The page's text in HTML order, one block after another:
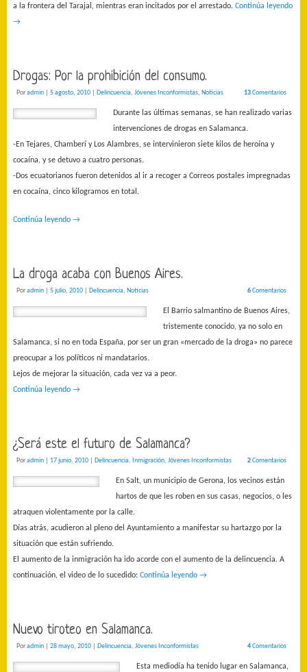
a la frontera del Tarajal, mientras eran incitados por el arrestado. Continúa leyendo
→
Drogas: Por la prohibición del consumo.
Poradmin 5 agosto, 2010 Delincuencia, Jóvenes Inconformistas, Noticias 13Comentarios
Durante las últimas semanas, se han realizado varias
intervenciones de drogas en Salamanca.
-En Tejares, Chamberí y Los Alambres, se intervinieron siete kilos de heroína y
cocaína, y se detuvo a cuatro personas.
-Dos ecuatorianos fueron detenidos al ir a recoger a Correos postales impregnadas
en cocaína, cinco kilogramos en total.
Continúa leyendo →
La droga acaba con Buenos Aires.
Poradmin 5 julio, 2010 Delincuencia, Noticias 6Comentarios
El Barrio salmantino de Buenos Aires,
tristemente conocido, ya no solo en
Salamanca, si no en toda España, por ser un gran «mercado de la droga» no parece
preocupar a los políticos ni mandatarios.
Lejos de mejorar la situación, cada vez va a peor.
Continúa leyendo →
¿Será este el futuro de Salamanca?
Poradmin 17 junio, 2010 Delincuencia, Inmigración, Jóvenes Inconformistas 2Comentarios
En Salt, un municipio de Gerona, los vecinos están
hartos de que les roben en sus casas, negocios, o les
atraquen violentamente por la calle.
Días atrás, acudieron al pleno del Ayuntamiento a manifestar su hartazgo por la
situación que están sufriendo.
El aumento de la inmigración ha ido acorde con el aumento de la delincuencia. A
continuación, el video de lo sucedido: Continúa leyendo →
Nuevo tiroteo en Salamanca.
Poradmin 28 mayo, 2010 Delincuencia, Jóvenes Inconformistas 4Comentarios
Esta mediodía ha tenido lugar en Salamanca,